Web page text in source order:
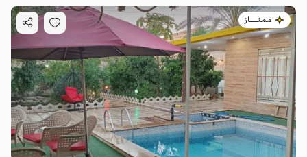
مـمـتــــــاز